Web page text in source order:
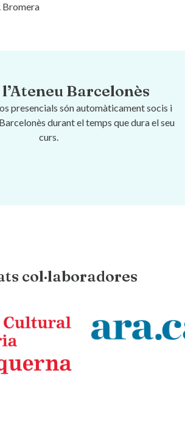
Bromera
Barcelonès
presencials són automàticament socis i
durant el temps que dura el seu
curs.
col·laboradores